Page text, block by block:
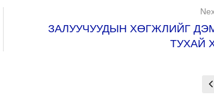
ЗАЛУУЧУУДЫН ХӨГЖЛИЙГ
ТУХАЙ